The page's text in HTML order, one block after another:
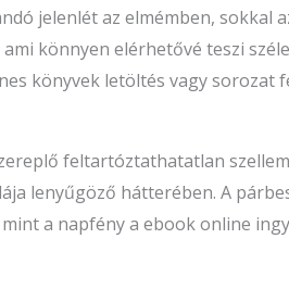
jelenlét az elmémben, sokkal
könnyen elérhetővé teszi
könyvek letöltés vagy sorozat
feltartóztathatatlan
lenyűgöző hátterében. A
a napfény a ebook online